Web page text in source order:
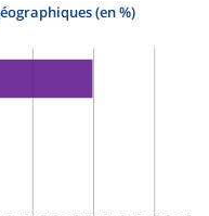
(en %)